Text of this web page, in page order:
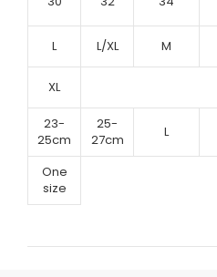
L L/XL M
XL
23-
25cm
25-
27cm
L
One
size